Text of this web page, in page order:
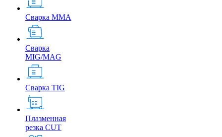
Сварка MMA
Сварка
MIG/MAG
Сварка TIG
Плазменная
резка CUT